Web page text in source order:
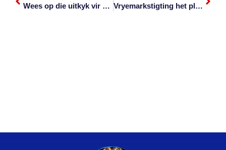
Wees op die uitkyk vir motorfietse Vryemarkstigting het plan teen geweldsmisdaad